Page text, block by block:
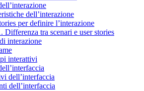
dell’interazione
per definire l’interazione
Differenza tra scenari e user stories
interazione
interattivi
dell’interfaccia
dell’interfaccia